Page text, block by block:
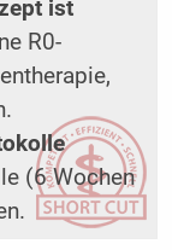
ist
R0-
(6 Wochen